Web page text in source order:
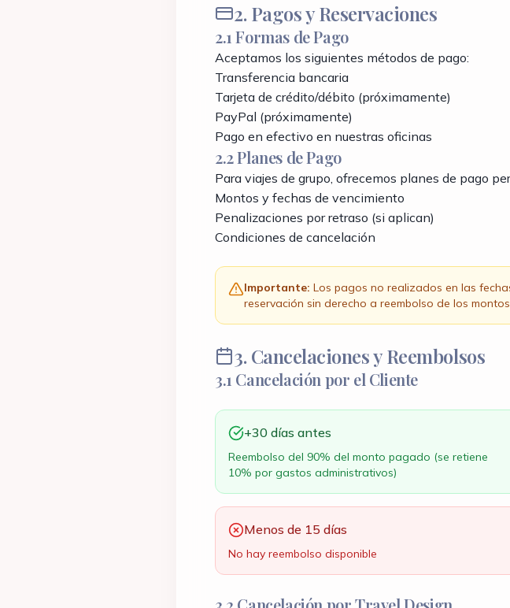
2. Pagos y Reservaciones
2.1 Formas de Pago
Aceptamos los siguientes métodos de pago:
Transferencia bancaria
Tarjeta de crédito/débito (próximamente)
PayPal (próximamente)
Pago en efectivo en nuestras oficinas
2.2 Planes de Pago
Para viajes de grupo, ofrecemos planes de pago
Montos y fechas de vencimiento
Penalizaciones por retraso (si aplican)
Condiciones de cancelación
Importante: Los pagos no realizados en las
reservación sin derecho a reembolso de los
3. Cancelaciones y Reembolsos
3.1 Cancelación por el Cliente
+30 días antes
Reembolso del 90% del monto pagado (se retiene
10% por gastos administrativos)
Menos de 15 días
No hay reembolso disponible